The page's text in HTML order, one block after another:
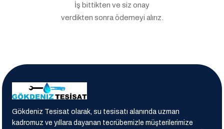
İş bittikten ve siz onay
verdikten sonra ödemeyi alırız.
Gökdeniz Tesisat olarak, su tesisatı alanında uzman
kadromuz ve yıllara dayanan tecrübemizle müşterilerimize